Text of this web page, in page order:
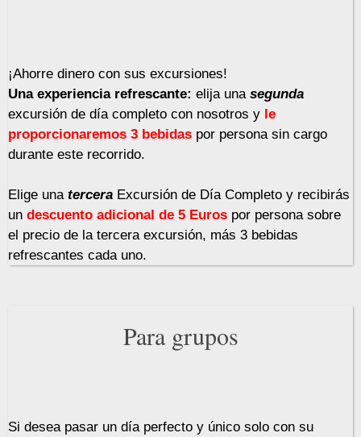
¡Ahorre dinero con sus excursiones!
Una experiencia refrescante: elija una segunda
excursión de día completo con nosotros y le
proporcionaremos 3 bebidas por persona sin cargo
durante este recorrido.
Elige una tercera Excursión de Día Completo y recibirás
un descuento adicional de 5 Euros por persona sobre
el precio de la tercera excursión, más 3 bebidas
refrescantes cada uno.
Para grupos
Si desea pasar un día perfecto y único solo con su